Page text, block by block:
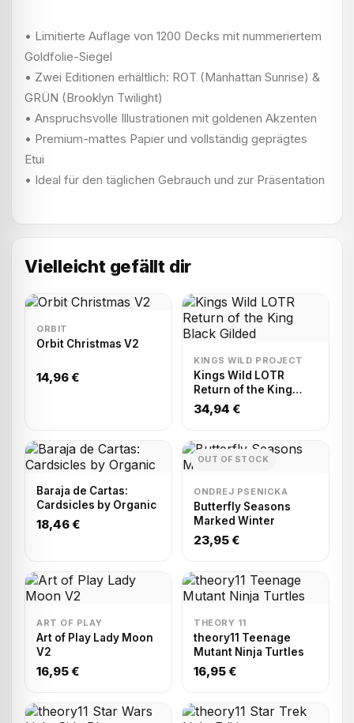
• Limitierte Auflage von 1200 Decks mit nummeriertem
Goldfolie-Siegel
• Zwei Editionen erhältlich: ROT (Manhattan Sunrise) &
GRÜN (Brooklyn Twilight)
• Anspruchsvolle Illustrationen mit goldenen Akzenten
• Premium-mattes Papier und vollständig geprägtes
Etui
• Ideal für den täglichen Gebrauch und zur Präsentation
Vielleicht gefällt dir
ORBIT
Orbit Christmas V2
14,96 €
KINGS WILD PROJECT
Kings Wild LOTR
Return of the King
Black Gilded
34,94 €
Baraja de Cartas:
Cardsicles by Organic
18,46 €
OUT OF STOCK
ONDREJ PSENICKA
Butterfly Seasons
Marked Winter
23,95 €
ART OF PLAY
Art of Play Lady Moon
V2
16,95 €
THEORY 11
theory11 Teenage
Mutant Ninja Turtles
16,95 €